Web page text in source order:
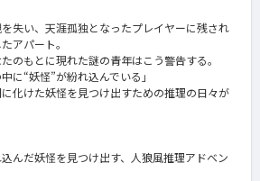
失い、天涯孤独となったプレイヤーに残され
アパート。
のもとに現れた謎の青年はこう警告する。
に“妖怪”が紛れ込んでいる」
化けた妖怪を見つけ出すための推理の日々が
んだ妖怪を見つけ出す、人狼風推理アドベン